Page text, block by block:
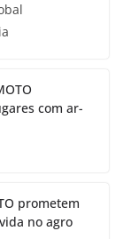
com ar-
prometem
no agro